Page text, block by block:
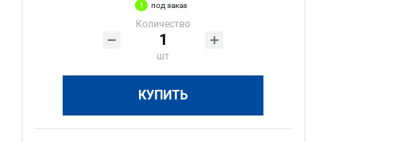
под заказ
Количество
шт
КУПИТЬ